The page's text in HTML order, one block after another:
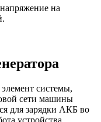
на
системы,
сети машины
для зарядки АКБ во
устройства,